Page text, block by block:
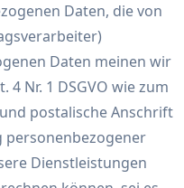
Daten, die von
Daten meinen wir
Nr. 1 DSGVO wie zum
postalische Anschrift
personenbezogener
Dienstleistungen